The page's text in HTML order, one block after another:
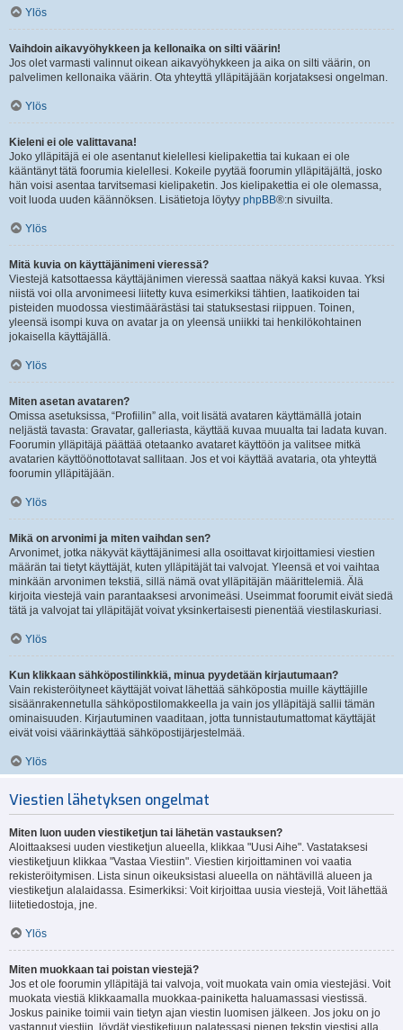
Ylös
Vaihdoin aikavyöhykkeen ja kellonaika on silti väärin!
Jos olet varmasti valinnut oikean aikavyöhykkeen ja aika on silti väärin, on
palvelimen kellonaika väärin. Ota yhteyttä ylläpitäjään korjataksesi ongelman.
Ylös
Kieleni ei ole valittavana!
Joko ylläpitäjä ei ole asentanut kielellesi kielipakettia tai kukaan ei ole
kääntänyt tätä foorumia kielellesi. Kokeile pyytää foorumin ylläpitäjältä, josko
hän voisi asentaa tarvitsemasi kielipaketin. Jos kielipakettia ei ole olemassa,
voit luoda uuden käännöksen. Lisätietoja löytyy phpBB®:n sivuilta.
Ylös
Mitä kuvia on käyttäjänimeni vieressä?
Viestejä katsottaessa käyttäjänimen vieressä saattaa näkyä kaksi kuvaa. Yksi
niistä voi olla arvonimeesi liitetty kuva esimerkiksi tähtien, laatikoiden tai
pisteiden muodossa viestimäärästäsi tai statuksestasi riippuen. Toinen,
yleensä isompi kuva on avatar ja on yleensä uniikki tai henkilökohtainen
jokaisella käyttäjällä.
Ylös
Miten asetan avataren?
Omissa asetuksissa, “Profiilin” alla, voit lisätä avataren käyttämällä jotain
neljästä tavasta: Gravatar, galleriasta, käyttää kuvaa muualta tai ladata kuvan.
Foorumin ylläpitäjä päättää otetaanko avataret käyttöön ja valitsee mitkä
avatarien käyttöönottotavat sallitaan. Jos et voi käyttää avataria, ota yhteyttä
foorumin ylläpitäjään.
Ylös
Mikä on arvonimi ja miten vaihdan sen?
Arvonimet, jotka näkyvät käyttäjänimesi alla osoittavat kirjoittamiesi viestien
määrän tai tietyt käyttäjät, kuten ylläpitäjät tai valvojat. Yleensä et voi vaihtaa
minkään arvonimen tekstiä, sillä nämä ovat ylläpitäjän määrittelemiä. Älä
kirjoita viestejä vain parantaaksesi arvonimeäsi. Useimmat foorumit eivät siedä
tätä ja valvojat tai ylläpitäjät voivat yksinkertaisesti pienentää viestilaskuriasi.
Ylös
Kun klikkaan sähköpostilinkkiä, minua pyydetään kirjautumaan?
Vain rekisteröityneet käyttäjät voivat lähettää sähköpostia muille käyttäjille
sisäänrakennetulla sähköpostilomakkeella ja vain jos ylläpitäjä sallii tämän
ominaisuuden. Kirjautuminen vaaditaan, jotta tunnistautumattomat käyttäjät
eivät voisi väärinkäyttää sähköpostijärjestelmää.
Ylös
Viestien lähetyksen ongelmat
Miten luon uuden viestiketjun tai lähetän vastauksen?
Aloittaaksesi uuden viestiketjun alueella, klikkaa "Uusi Aihe". Vastataksesi
viestiketjuun klikkaa "Vastaa Viestiin". Viestien kirjoittaminen voi vaatia
rekisteröitymisen. Lista sinun oikeuksistasi alueella on nähtävillä alueen ja
viestiketjun alalaidassa. Esimerkiksi: Voit kirjoittaa uusia viestejä, Voit lähettää
liitetiedostoja, jne.
Ylös
Miten muokkaan tai poistan viestejä?
Jos et ole foorumin ylläpitäjä tai valvoja, voit muokata vain omia viestejäsi. Voit
muokata viestiä klikkaamalla muokkaa-painiketta haluamassasi viestissä.
Joskus painike toimii vain tietyn ajan viestin luomisen jälkeen. Jos joku on jo
vastannut viestiin, löydät viestiketjuun palatessasi pienen tekstin viestisi alla,